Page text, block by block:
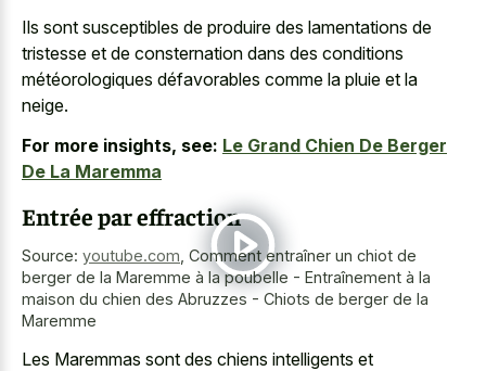
Ils sont susceptibles de produire des lamentations de
tristesse et de consternation dans des conditions
météorologiques défavorables comme la pluie et la
neige.
For more insights, see: Le Grand Chien De Berger
De La Maremma
Entrée par effraction
Source: youtube.com Comment entraîner un chiot de
berger de la Maremme à la poubelle - Entraînement à la
maison du chien des Abruzzes - Chiots de berger de la
Maremme
Les Maremmas sont des chiens intelligents et